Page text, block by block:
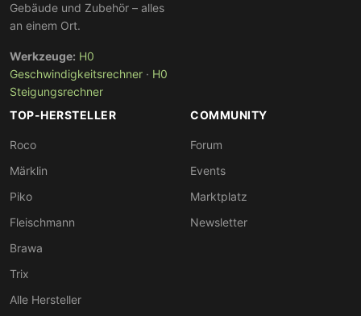
Gebäude und Zubehör – alles
an einem Ort.
Werkzeuge: H0
Geschwindigkeitsrechner · H0
Steigungsrechner
TOP-HERSTELLER
Roco
Märklin
Piko
Fleischmann
Brawa
Trix
Alle Hersteller
COMMUNITY
Forum
Events
Marktplatz
Newsletter